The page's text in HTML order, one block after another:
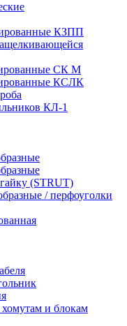
КЗПП
СК М
КСЛК
КЛ-1
(STRUT)
/ перфоуголки
и блокам